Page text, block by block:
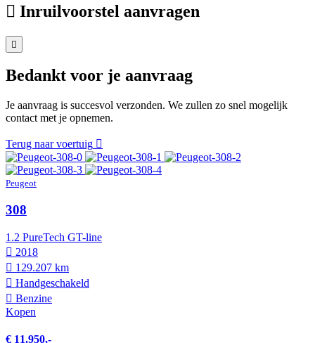
Inruilvoorstel aanvragen
Bedankt voor je aanvraag
Je aanvraag is succesvol verzonden. We zullen zo snel mogelijk
contact met je opnemen.
Terug naar voertuig
Peugeot
308
1.2 PureTech GT-line
2018
129.207 km
Hand­geschakeld
Benzine
Kopen
€ 11.950,-